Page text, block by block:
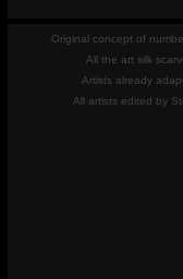
Original concept of
All the art silk
Artists already
All artists edited by